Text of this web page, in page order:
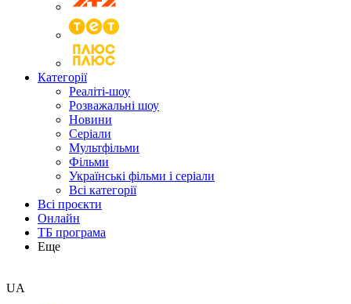
Категорії
Реаліті-шоу
Розважальні шоу
Новини
Серіали
Мультфільми
Фільми
Українські фільми і серіали
Всі категорії
Всі проєкти
Онлайн
ТБ програма
Еще
UA